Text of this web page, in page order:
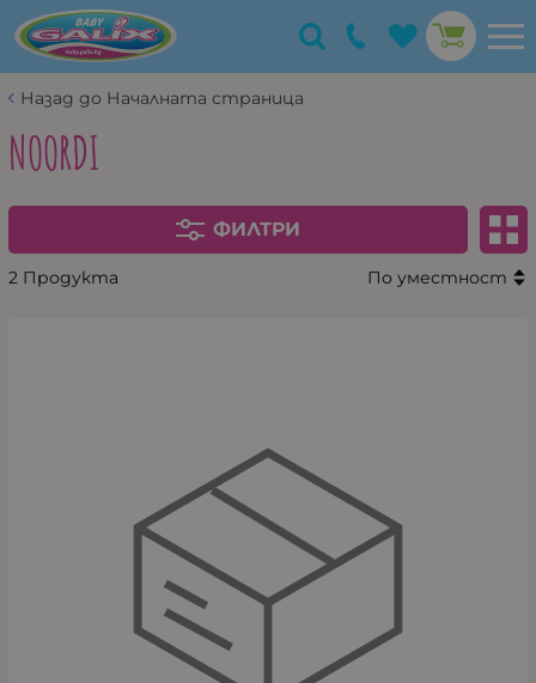
Назад до Началната страница
NOORDI
ФИЛТРИ
2 Продукта По уместност